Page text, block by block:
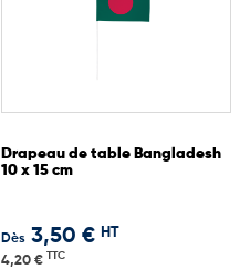
Drapeau de table Bangladesh
10 x 15 cm
Dès 3,50 € HT
4,20 € TTC